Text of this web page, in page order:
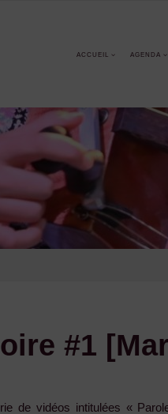
ACCUEIL AGENDA
#1
de vidéos intitulées «